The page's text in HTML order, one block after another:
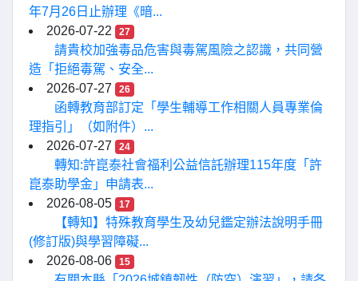
年7月26日止辦理《暗...
2026-07-22
27
請貴校加強毒品危害與毒駕風險之認識，共同營
造「拒絕毒駕、安全...
2026-07-27
26
函轉教育部訂定「學生輔導工作相關人員專業倫
理指引」（如附件）...
2026-07-27
24
轉知:許崑泰社會福利公益信託辦理115年度「許
崑泰助學金」申請表...
2026-08-05
17
【轉知】特殊教育學生及幼兒鑑定辦法說明手冊
(修訂版)與學習障礙...
2026-08-06
15